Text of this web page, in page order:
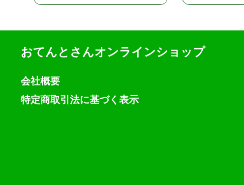
おてんとさんオンラインショップ
会社概要
特定商取引法に基づく表示